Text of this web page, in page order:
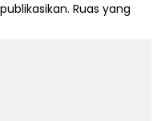
Ruas yang